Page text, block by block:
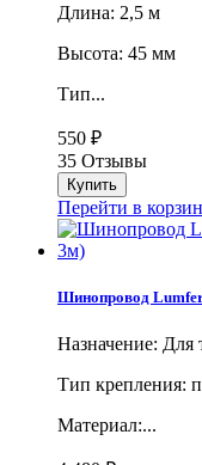
Длина: 2,5 м
Высота: 45 мм
Тип...
550 ₽
35 Отзывы
Перейти в
Шинопровод
Назначение: Для
Тип крепления:
Материал:...